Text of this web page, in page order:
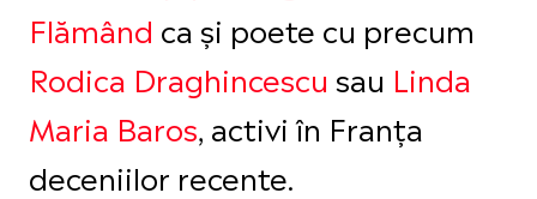
Flămând ca și poete cu precum
Rodica Draghincescu sau Linda
Maria Baros, activi în Franța
deceniilor recente.